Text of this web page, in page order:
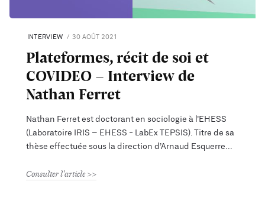
INTERVIEW 30 AOÛT 2021
Plateformes, récit de soi et
COVIDEO – Interview de
Nathan Ferret
Nathan Ferret est doctorant en sociologie à l’EHESS
(Laboratoire IRIS – EHESS - LabEx TEPSIS). Titre de sa
thèse effectuée sous la direction d’Arnaud Esquerre
Consulter l'article